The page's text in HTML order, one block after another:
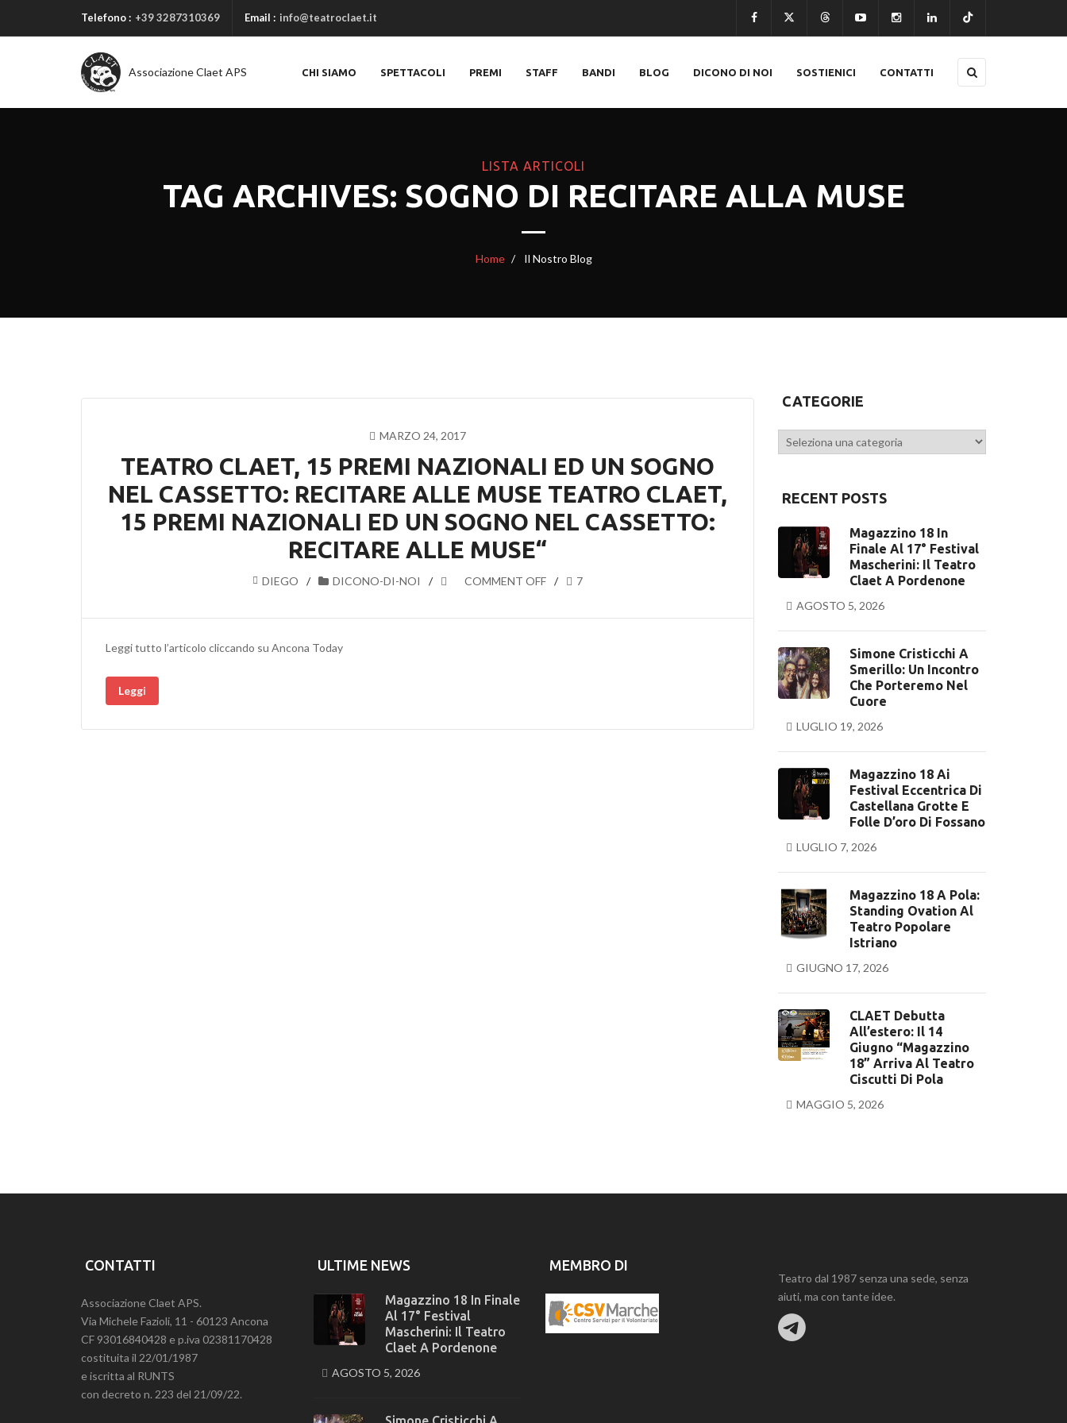
Telefono : +39 3287310369 Email : info@teatroclaet.it
Associazione Claet APS CHI SIAMO SPETTACOLI PREMI STAFF BANDI BLOG DICONO DI NOI SOSTIENICI CONTATTI
LISTA ARTICOLI
TAG ARCHIVES: SOGNO DI RECITARE ALLA MUSE
Home Il Nostro Blog
MARZO 24, 2017
TEATRO CLAET, 15 PREMI NAZIONALI ED UN SOGNO
NEL CASSETTO: RECITARE ALLE MUSE TEATRO CLAET,
15 PREMI NAZIONALI ED UN SOGNO NEL CASSETTO:
RECITARE ALLE MUSE“
DIEGO DICONO-DI-NOI COMMENT OFF 7
Leggi tutto l’articolo cliccando su Ancona Today
Leggi
CATEGORIE
Categorie
RECENT POSTS
Magazzino 18 In
Finale Al 17° Festival
Mascherini: Il Teatro
Claet A Pordenone
AGOSTO 5, 2026
Simone Cristicchi A
Smerillo: Un Incontro
Che Porteremo Nel
Cuore
LUGLIO 19, 2026
Magazzino 18 Ai
Festival Eccentrica Di
Castellana Grotte E
Folle D’oro Di Fossano
LUGLIO 7, 2026
Magazzino 18 A Pola:
Standing Ovation Al
Teatro Popolare
Istriano
GIUGNO 17, 2026
CLAET Debutta
All’estero: Il 14
Giugno “Magazzino
18” Arriva Al Teatro
Ciscutti Di Pola
MAGGIO 5, 2026
CONTATTI
Associazione Claet APS.
Via Michele Fazioli, 11 - 60123 Ancona
CF 93016840428 e p.iva 02381170428
costituita il 22/01/1987
e iscritta al RUNTS
con decreto n. 223 del 21/09/22.
ULTIME NEWS
Magazzino 18 In Finale
Al 17° Festival
Mascherini: Il Teatro
Claet A Pordenone
AGOSTO 5, 2026
MEMBRO DI
Teatro dal 1987 senza una sede, senza
aiuti, ma con tante idee.